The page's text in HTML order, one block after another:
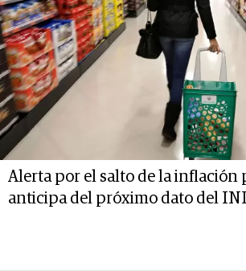
Alerta por el salto de la inflación
anticipa del próximo dato del